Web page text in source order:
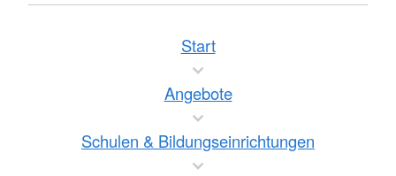
Start
Angebote
Schulen & Bildungseinrichtungen